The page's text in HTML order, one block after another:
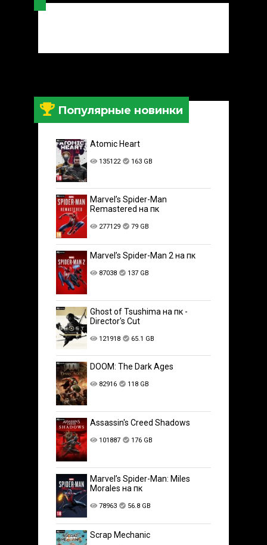
Популярные новинки
Atomic Heart
135122 163 GB
Marvel’s Spider-Man
Remastered на пк
277129 79 GB
Marvel’s Spider-Man 2 на пк
87038 137 GB
Ghost of Tsushima на пк -
Director's Cut
121918 65.1 GB
DOOM: The Dark Ages
82916 118 GB
Assassin's Creed Shadows
101887 176 GB
Marvel’s Spider-Man: Miles
Morales на пк
78963 56.8 GB
Scrap Mechanic